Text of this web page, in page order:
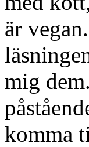
är
mig
komma